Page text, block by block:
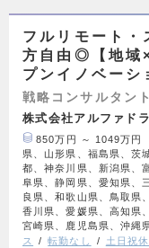
フルリモート
方自由◎【地域
プンイノベーシ
戦略コンサルタント
株式会社アルファド
850万円 ～ 1049万円
県、山形県、福島県、茨
都、神奈川県、新潟県、
阜県、静岡県、愛知県、
良県、和歌山県、鳥取県
香川県、愛媛県、高知県
宮崎県、鹿児島県、沖縄
ス
転勤なし 土日祝